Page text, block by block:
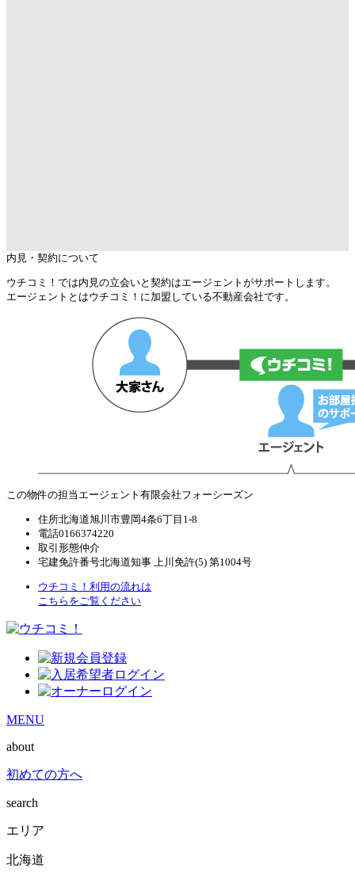
内見・契約について
ウチコミ！では内見の立会いと契約はエージェントがサポートします。
エージェントとはウチコミ！に加盟している不動産会社です。
この物件の担当エージェント 有限会社フォーシーズン
住所北海道旭川市豊岡4条6丁目1-8
電話0166374220
取引形態仲介
宅建免許番号北海道知事 上川免許(5) 第1004号
ウチコミ！利用の流れは
こちらをご覧ください
MENU
about
初めての方へ
search
エリア
北海道